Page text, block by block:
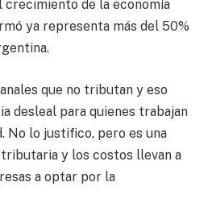
crecimiento de la economía
ya representa más del 50%
que no tributan y eso
desleal para quienes trabajan
No lo justifico, pero es una
y los costos llevan a
a optar por la